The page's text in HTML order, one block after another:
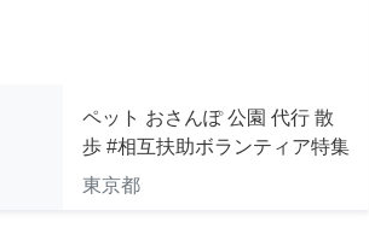
ペット おさんぽ 公園 代行 散
歩 #相互扶助ボランティア特集
東京都